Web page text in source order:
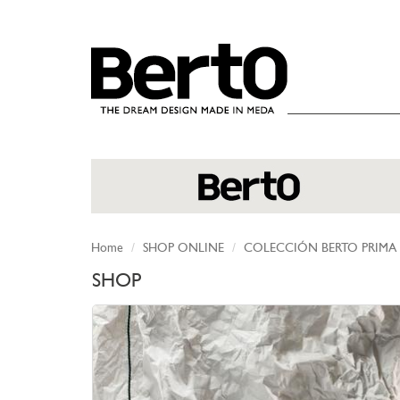
Home SHOP ONLINE COLECCIÓN BERTO PRIMA
SHOP